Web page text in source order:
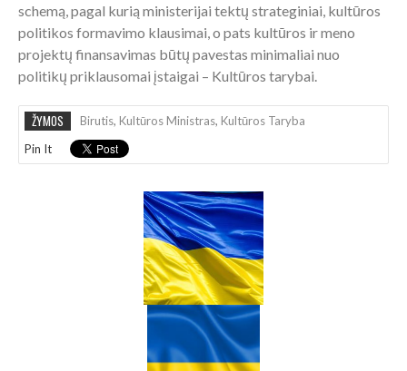
schemą, pagal kurią ministerijai tektų strateginiai, kultūros
politikos formavimo klausimai, o pats kultūros ir meno
projektų finansavimas būtų pavestas minimaliai nuo
politikų priklausomai įstaigai – Kultūros tarybai.
ŽYMOS Birutis, Kultūros Ministras, Kultūros Taryba
Pin It